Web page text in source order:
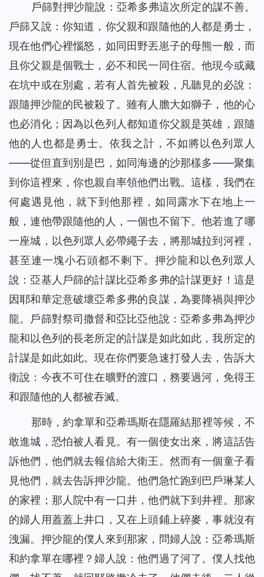
戶篩對押沙龍說：亞希多弗這次所定的謀不善。
戶篩又說：你知道，你父親和跟隨他的人都是勇士，
現在他們心裡惱怒，如同田野丟崽子的母熊一般，而
且你父親是個戰士，必不和民一同住宿。他現今或藏
在坑中或在別處，若有人首先被殺，凡聽見的必說：
跟隨押沙龍的民被殺了。雖有人膽大如獅子，他的心
也必消化；因為以色列人都知道你父親是英雄，跟隨
他的人也都是勇士。依我之計，不如將以色列眾人
——從但直到別是巴，如同海邊的沙那樣多——聚集
到你這裡來，你也親自率領他們出戰。這樣，我們在
何處遇見他，就下到他那裡，如同露水下在地上一
般，連他帶跟隨他的人，一個也不留下。他若進了哪
一座城，以色列眾人必帶繩子去，將那城拉到河裡，
甚至連一塊小石頭都不剩下。押沙龍和以色列眾人
說：亞基人戶篩的計謀比亞希多弗的計謀更好！這是
因耶和華定意破壞亞希多弗的良謀，為要降禍與押沙
龍。戶篩對祭司撒督和亞比亞他說：亞希多弗為押沙
龍和以色列的長老所定的計謀是如此如此，我所定的
計謀是如此如此。現在你們要急速打發人去，告訴大
衛說：今夜不可住在曠野的渡口，務要過河，免得王
和跟隨他的人都被吞滅。
那時，約拿單和亞希瑪斯在隱羅結那裡等候，不
敢進城，恐怕被人看見。有一個使女出來，將這話告
訴他們，他們就去報信給大衛王。然而有一個童子看
見他們，就去告訴押沙龍。他們急忙跑到巴戶琳某人
的家裡；那人院中有一口井，他們就下到井裡。那家
的婦人用蓋蓋上井口，又在上頭鋪上碎麥，事就沒有
洩漏。押沙龍的僕人來到那家，問婦人說：亞希瑪斯
和約拿單在哪裡？婦人說：他們過了河了。僕人找他